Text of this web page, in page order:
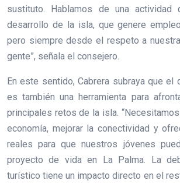
sustituto. Hablamos de una actividad
desarrollo de la isla, que genere
pero siempre desde el respeto a
gente”, señala el consejero.
En este sentido, Cabrera subraya que el
es también una herramienta para
principales retos de la isla.
economía, mejorar la conectividad y
reales para que nuestros jóvenes
proyecto de vida en La Palma. La
turístico tiene un impacto directo en el